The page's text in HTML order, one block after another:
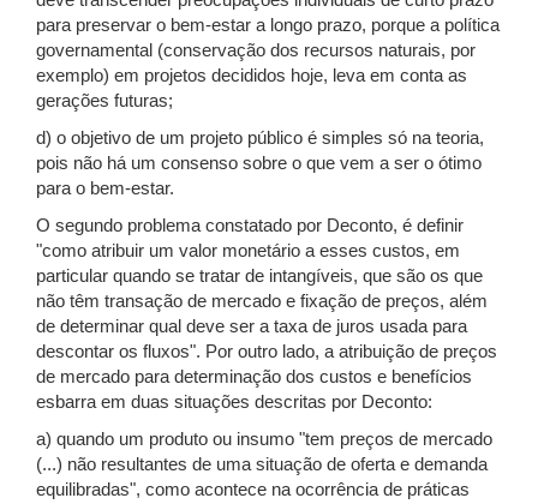
para preservar o bem-estar a longo prazo, porque a política
governamental (conservação dos recursos naturais, por
exemplo) em projetos decididos hoje, leva em conta as
gerações futuras;
d) o objetivo de um projeto público é simples só na teoria,
pois não há um consenso sobre o que vem a ser o ótimo
para o bem-estar.
O segundo problema constatado por Deconto, é definir
"como atribuir um valor monetário a esses custos, em
particular quando se tratar de intangíveis, que são os que
não têm transação de mercado e fixação de preços, além
de determinar qual deve ser a taxa de juros usada para
descontar os fluxos". Por outro lado, a atribuição de preços
de mercado para determinação dos custos e benefícios
esbarra em duas situações descritas por Deconto:
a) quando um produto ou insumo "tem preços de mercado
(...) não resultantes de uma situação de oferta e demanda
equilibradas", como acontece na ocorrência de práticas